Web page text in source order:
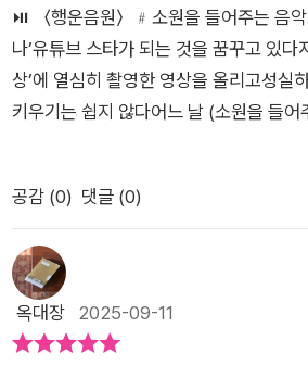
서 저는 자신 있게 이 책을 초등추리소설
다.특히 요즘 아이들에게 익숙한 디지털
이 참 공감돼요. 구독자 수, 숏폼 영상,
등장하니, 우리 아이들은 마치 자기 이
속으로 빨려 들어갑니다. 저희 집 3학년
'엄마, 진짜 소름 돋아!'를 외치면서도 끝
악’이라는 매혹적인 소재를 통해 욕심과
집니다. 오싹한 스릴과 따뜻한 교훈이 함
기를 싫어하는 아이들에게도 적극 권할
와 함께 읽고, 소원을 빌고 싶은 순간에 대
⏯ 〈행운음원〉﹟소원을 들어주는 음
나’유튜브 스타가 되는 것을 꿈꾸고 있다
상’에 열심히 촬영한 영상을 올리고성실
키우기는 쉽지 않다어느 날 (소원을 들
자신도 모르게 소원을 빌게 된다다음 날
오르기 시작했지만기쁨도 잠시 비방 댓글
구 인기 유튜버 ‘권민재’는 유나를 놀려대
는 지난 이야기를 털어놓게 된다둘은 행
적하기 시작하고이 음원이 어린이 채널 드
공감 (0) 댓글 (0)
옥대장 2025-09-11